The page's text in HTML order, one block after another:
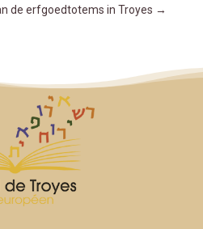
de erfgoedtotems in Troyes →